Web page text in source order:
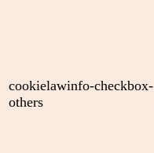
cookielawinfo-checkbox-
others